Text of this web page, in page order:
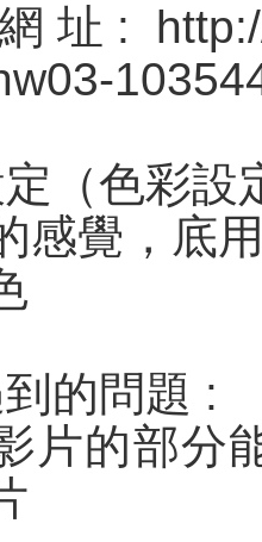
址: http://
（色彩設
感覺，底
的問題 :
片的部分